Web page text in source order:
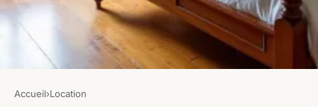
Accueil›Location